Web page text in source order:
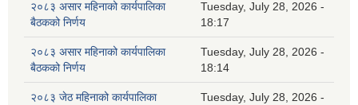
२०८३ असार महिनाको कार्यपालिका
बैठकको निर्णय
Tuesday, July 28, 2026 -
18:17
२०८३ असार महिनाको कार्यपालिका
बैठकको निर्णय
Tuesday, July 28, 2026 -
18:14
२०८३ जेठ महिनाको कार्यपालिका
Tuesday, July 28, 2026 -